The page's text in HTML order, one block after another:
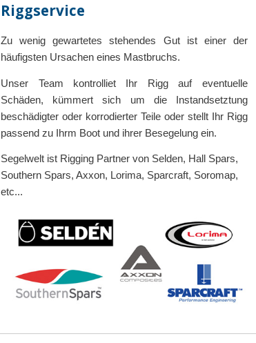
Riggservice
Zu wenig gewartetes stehendes Gut ist einer der
häufigsten Ursachen eines Mastbruchs.
Unser Team kontrolliet Ihr Rigg auf eventuelle
Schäden, kümmert sich um die Instandsetztung
beschädigter oder korrodierter Teile oder stellt Ihr Rigg
passend zu Ihrm Boot und ihrer Besegelung ein.
Segelwelt ist Rigging Partner von Selden, Hall Spars,
Southern Spars, Axxon, Lorima, Sparcraft, Soromap,
etc...